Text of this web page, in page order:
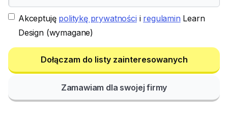
Akceptuję politykę prywatności i regulamin Learn
Design (wymagane)
Zamawiam dla swojej firmy